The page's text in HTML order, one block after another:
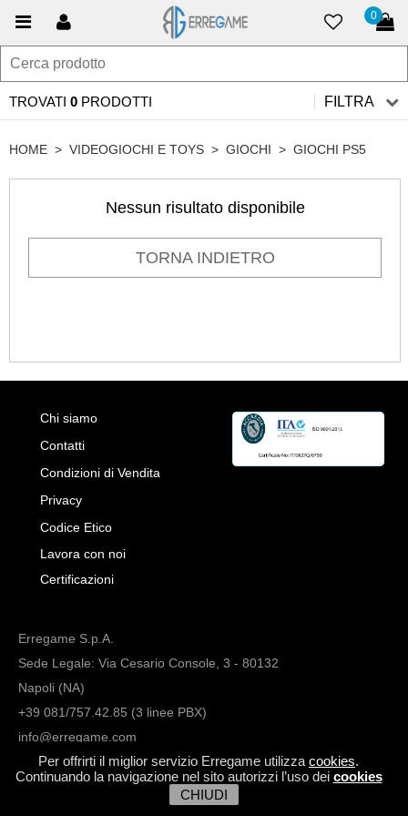
Per offrirti il miglior servizio Erregame utilizza cookies.
Continuando la navigazione nel sito autorizzi l’uso dei cookies
CHIUDI
0
TROVATI 0 PRODOTTI FILTRA
HOME > VIDEOGIOCHI E TOYS > GIOCHI > GIOCHI PS5
Nessun risultato disponibile
TORNA INDIETRO
Chi siamo
Contatti
Condizioni di Vendita
Privacy
Codice Etico
Lavora con noi
Certificazioni
Erregame S.p.A.
Sede Legale: Via Cesario Console, 3 - 80132
Napoli (NA)
+39 081/757.42.85 (3 linee PBX)
info@erregame.com